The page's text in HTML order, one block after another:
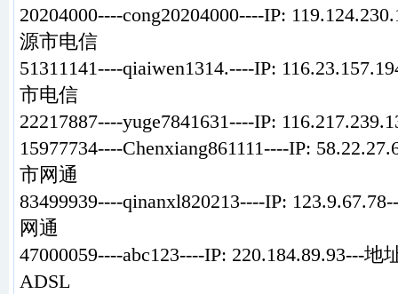
20204000----cong20204000----IP:
源市电信
51311141----qiaiwen1314.----IP:
市电信
22217887----yuge7841631----IP:
15977734----Chenxiang861111----IP:
市网通
83499939----qinanxl820213----IP:
网通
47000059----abc123----IP: 220.184.89.93---
ADSL